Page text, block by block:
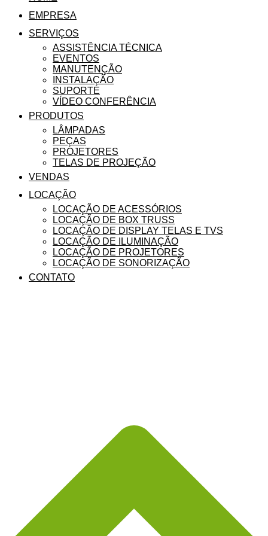
EMPRESA
SERVIÇOS
ASSISTÊNCIA TÉCNICA
EVENTOS
MANUTENÇÃO
INSTALAÇÃO
SUPORTE
VÍDEO CONFERÊNCIA
PRODUTOS
LÂMPADAS
PEÇAS
PROJETORES
TELAS DE PROJEÇÃO
VENDAS
LOCAÇÃO
LOCAÇÃO DE ACESSÓRIOS
LOCAÇÃO DE BOX TRUSS
LOCAÇÃO DE DISPLAY TELAS E TVS
LOCAÇÃO DE ILUMINAÇÃO
LOCAÇÃO DE PROJETORES
LOCAÇÃO DE SONORIZAÇÃO
CONTATO